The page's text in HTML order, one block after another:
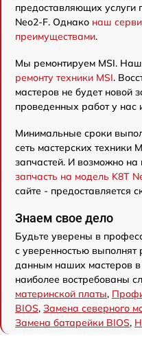
предоставляющих услуги
Neo2-F. Однако наш
преимуществами.
Мы ремонтируем MSI.
ремонту техники MSI.
мастеров не будет новой
проведенных работ у нас
Минимальные сроки
сеть мастерских техники
запчастей. И возможно
запчасть на модель K8T
сайте - предоставляется
Знаем свое дело
Будьте уверены в
с уверенностью выполнят
данным наших мастеров в
наиболее востребованы
материнской платы,
BIOS, Замена северного
Замена батарейки BIOS,